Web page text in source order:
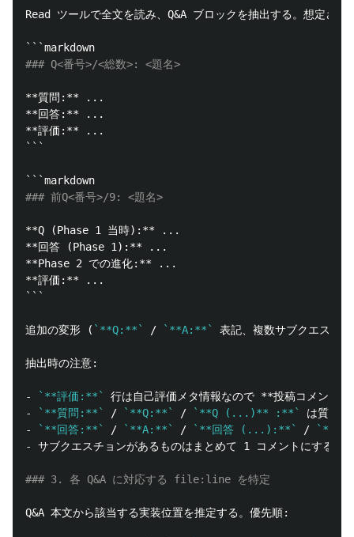
Read ツールで全文を読み、Q&A ブロックを抽出する。想定さ
```
### Q<番号>/<総数>: <題名>
**質問:**
**回答:**
**評価:**
```
```
### 前Q<番号>/9: <題名>
**Q (Phase 1 当時):**
**回答 (Phase 1):**
**Phase 2 での進化:**
**評価:**
```
追加の変形 ( `**Q:**` / `**A:**` 表記、複数サブクエスチ
- `**評価:**` 行は自己評価メタ情報なので **投稿コメント
-
`**質問:**` / `**Q:**` /
`**Q (...)** :**`
-
`**回答:**` / `**A:**` / `**回答 (...):**` /
-
サブクエスチョンがあるものはまとめて 1 コメントにす
### 3. 各 Q&A に対応する file:line を特定